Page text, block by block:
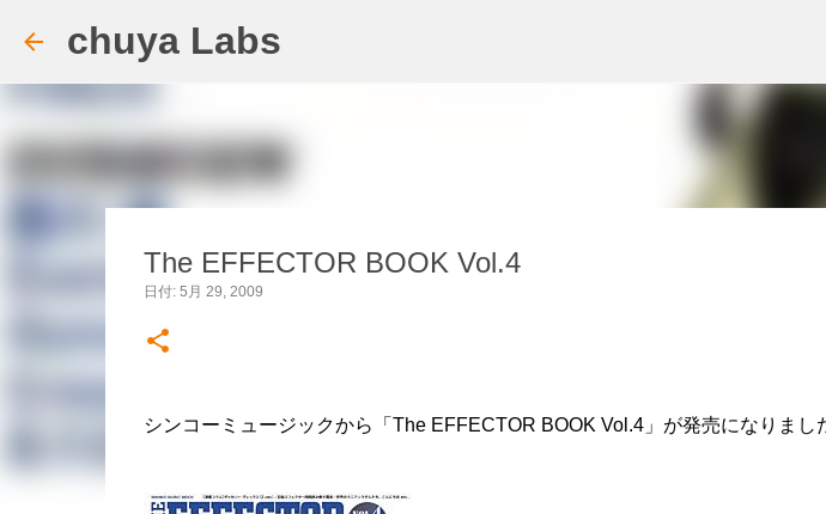
chuya Labs
The EFFECTOR BOOK Vol.4
日付: 5月 29, 2009
シンコーミュージックから「The EFFECTOR BOOK Vol.4」が発売になりまし